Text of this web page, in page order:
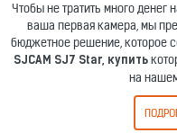
руб. Цена:
Чтобы не тратить много денег
ваша первая камера, мы
бюджетное решение, которое
SJCAM SJ7 Star, купить
на